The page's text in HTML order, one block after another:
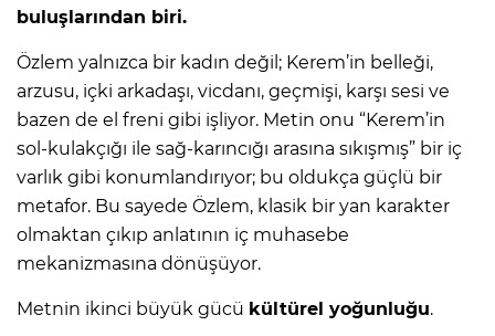
buluşlarından biri.
Özlem yalnızca bir kadın değil; Kerem’in belleği,
arzusu, içki arkadaşı, vicdanı, geçmişi, karşı sesi ve
bazen de el freni gibi işliyor. Metin onu “Kerem’in
sol-kulakçığı ile sağ-karıncığı arasına sıkışmış” bir iç
varlık gibi konumlandırıyor; bu oldukça güçlü bir
metafor. Bu sayede Özlem, klasik bir yan karakter
olmaktan çıkıp anlatının iç muhasebe
mekanizmasına dönüşüyor.
Metnin ikinci büyük gücü kültürel yoğunluğu.